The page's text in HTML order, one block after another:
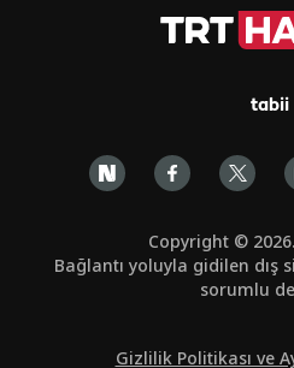
tabii
Copyright © 2026.
Bağlantı yoluyla gidilen dış
sorumlu
Gizlilik Politikası ve